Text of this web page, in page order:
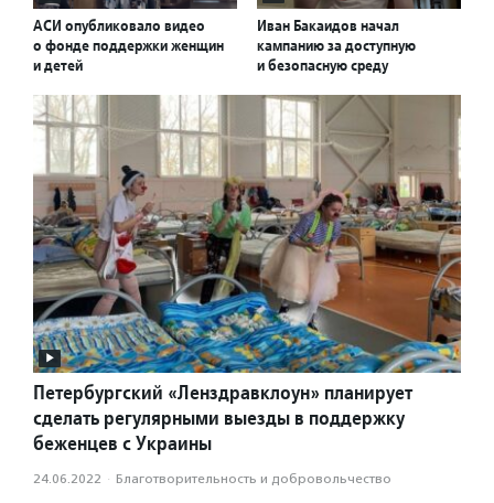
АСИ опубликовало видео
о фонде поддержки женщин
и детей
Иван Бакаидов начал
кампанию за доступную
и безопасную среду
Петербургский «Ленздравклоун» планирует
сделать регулярными выезды в поддержку
беженцев с Украины
24.06.2022 · Благотвори­тель­ность и доброволь­чест­во